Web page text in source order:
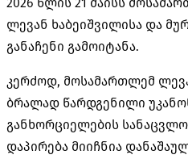
ლევან ხაბეიშვილისა და
განაჩენი გამოიტანა.
კერძოდ, მოსამართლემ
ბრალად წარდგენილი
განხორციელების
დაპირება მიიჩნია